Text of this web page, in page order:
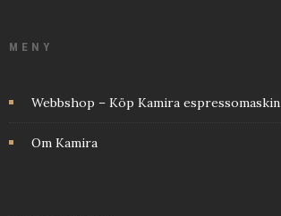
MENY
Webbshop – Köp Kamira espressomaskin
Om Kamira